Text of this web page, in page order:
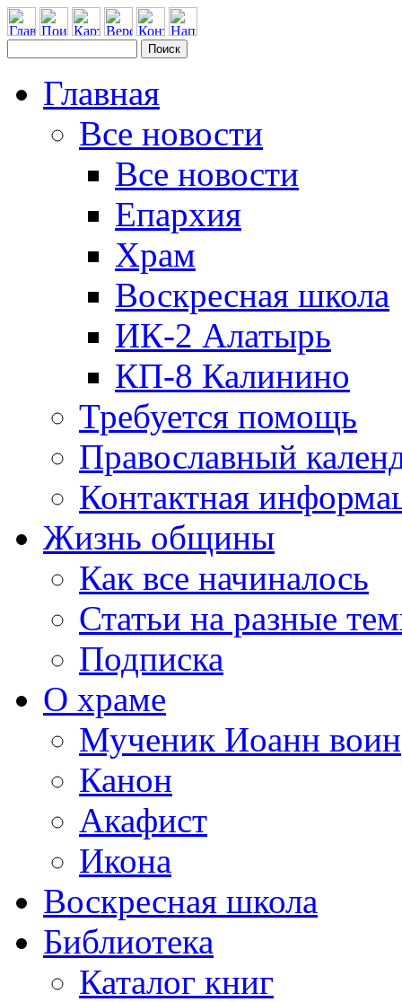
Главная
Все новости
Все новости
Епархия
Храм
Воскресная школа
ИК-2 Алатырь
КП-8 Калинино
Требуется помощь
Православный
Контактная
Жизнь общины
Как все начиналось
Статьи на разные
Подписка
О храме
Мученик Иоанн воин
Канон
Акафист
Икона
Воскресная школа
Библиотека
Каталог книг